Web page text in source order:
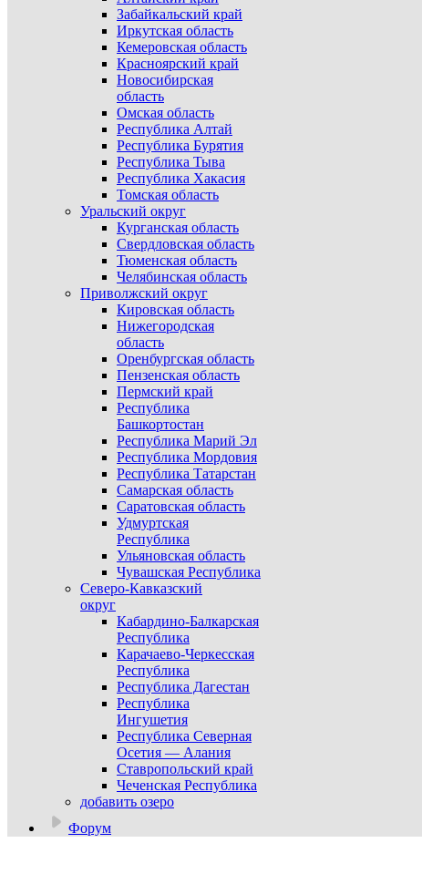
Забайкальский край
Иркутская область
Кемеровская область
Красноярский край
Новосибирская
область
Омская область
Республика Алтай
Республика Бурятия
Республика Тыва
Республика Хакасия
Томская область
Уральский округ
Курганская область
Свердловская область
Тюменская область
Челябинская область
Приволжский округ
Кировская область
Нижегородская
область
Оренбургская область
Пензенская область
Пермский край
Республика
Башкортостан
Республика Марий Эл
Республика Мордовия
Республика Татарстан
Самарская область
Саратовская область
Удмуртская
Республика
Ульяновская область
Чувашская Республика
Северо-Кавказский
округ
Кабардино-Балкарская
Республика
Карачаево-Черкесская
Республика
Республика Дагестан
Республика
Ингушетия
Республика Северная
Осетия — Алания
Ставропольский край
Чеченская Республика
добавить озеро
Форум